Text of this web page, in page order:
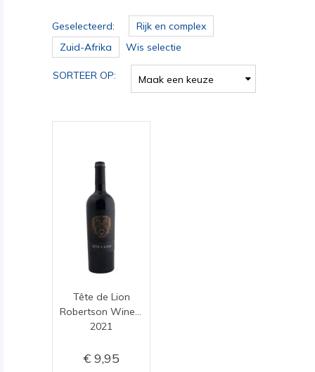
Geselecteerd:
Rijk en complex
Zuid-Afrika
Wis selectie
SORTEER OP: Maak een keuze
Tête de Lion
2021
9,95